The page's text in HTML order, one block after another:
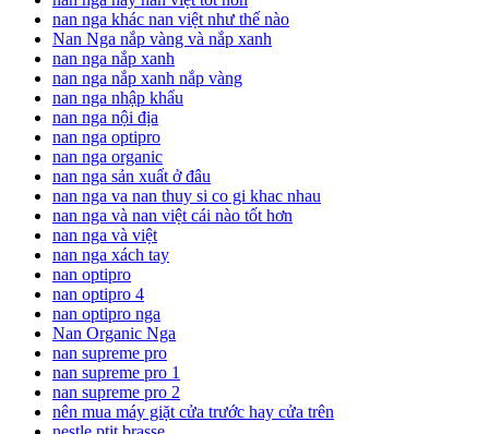
nan nga khác nan việt như thế nào
Nan Nga nắp vàng và nắp xanh
nan nga nắp xanh
nan nga nắp xanh nắp vàng
nan nga nhập khẩu
nan nga nội địa
nan nga optipro
nan nga organic
nan nga sản xuất ở đâu
nan nga va nan thuy si co gi khac nhau
nan nga và nan việt cái nào tốt hơn
nan nga và việt
nan nga xách tay
nan optipro
nan optipro 4
nan optipro nga
Nan Organic Nga
nan supreme pro
nan supreme pro 1
nan supreme pro 2
nên mua máy giặt cửa trước hay cửa trên